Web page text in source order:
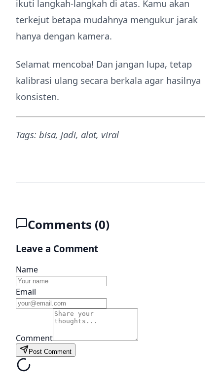
ikuti langkah-langkah di atas. Kamu akan
terkejut betapa mudahnya mengukur jarak
hanya dengan kamera.
Selamat mencoba! Dan jangan lupa, tetap
kalibrasi ulang secara berkala agar hasilnya
konsisten.
Tags: bisa, jadi, alat, viral
Comments (0)
Leave a Comment
Name
Email
Comment
Post Comment